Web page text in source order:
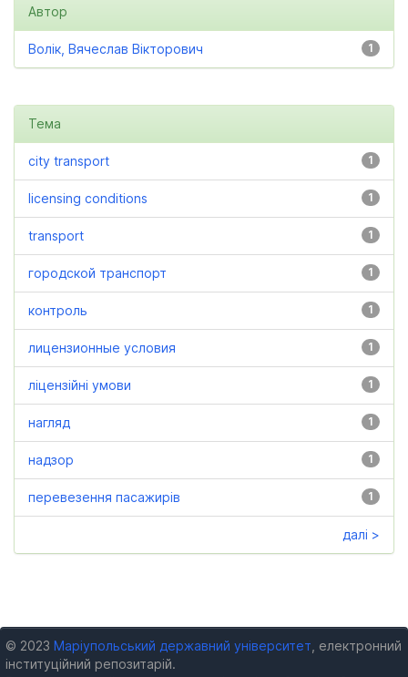
Автор
1
Волік, Вячеслав Вікторович
Тема
1
city transport
1
licensing conditions
1
transport
1
городской транспорт
1
контроль
1
лицензионные условия
1
ліцензійні умови
1
нагляд
1
надзор
1
перевезення пасажирів
далі >
© 2023 Маріупольський державний університет , електронний
інституційний репозитарій.